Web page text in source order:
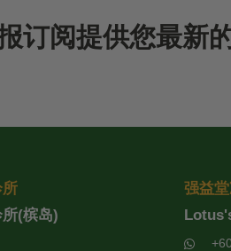
订阅提供您最新
(槟岛)
强益